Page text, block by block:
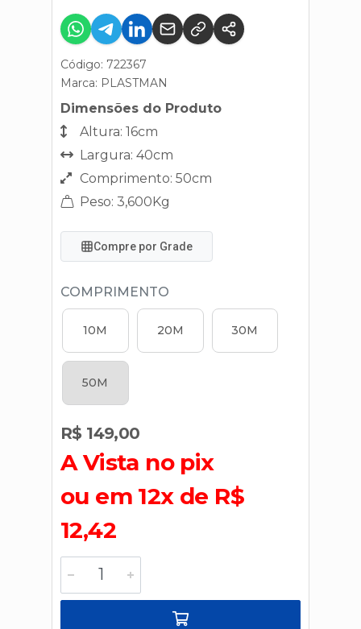
Código: 722367
Marca: PLASTMAN
Dimensões do Produto
Altura: 16cm
Largura: 40cm
Comprimento: 50cm
Peso: 3,600Kg
Compre por Grade
COMPRIMENTO
10M 20M 30M
50M
R$ 149,00
A Vista no pix
ou em 12x de R$
12,42